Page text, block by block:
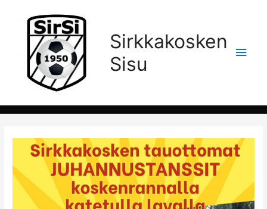
Sirkkakosken
Sisu